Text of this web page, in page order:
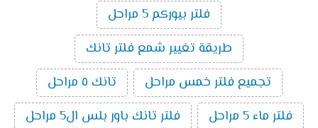
فلتر بيوركم 5 مراحل
طريقة تغيير شمع فلتر تانك
تجميع فلتر خمس مراحل
تانك ٥ مراحل
فلتر ماء 5 مراحل
فلتر تانك باور بلس ال5 مراحل